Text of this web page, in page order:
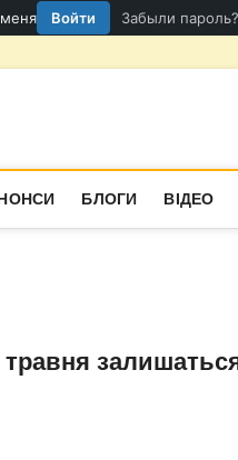
Войти Забыли пароль?
БЛОГИ ВІДЕО